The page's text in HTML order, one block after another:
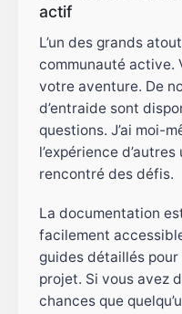
actif
L’un des grands
communauté active.
votre aventure. De
d’entraide sont
questions. J’ai moi-
l’expérience
rencontré des défis.
La documentation
facilement
guides détaillés
projet. Si vous avez
chances que